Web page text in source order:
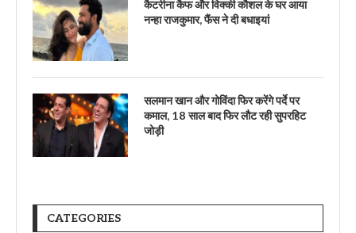
कैटरीना कैफ और विक्की कौशल के घर आया
नन्हा राजकुमार, फैंस ने दी बधाइयां
सलमान खान और गोविंदा फिर करेंगे पर्दे पर
कमाल, 18 साल बाद फिर लौट रही सुपरहिट
जोड़ी
CATEGORIES